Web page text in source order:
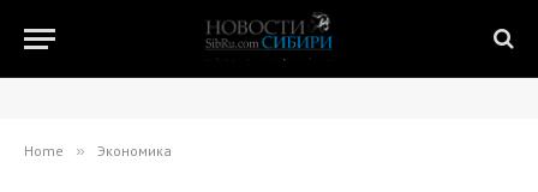
Home » Экономика